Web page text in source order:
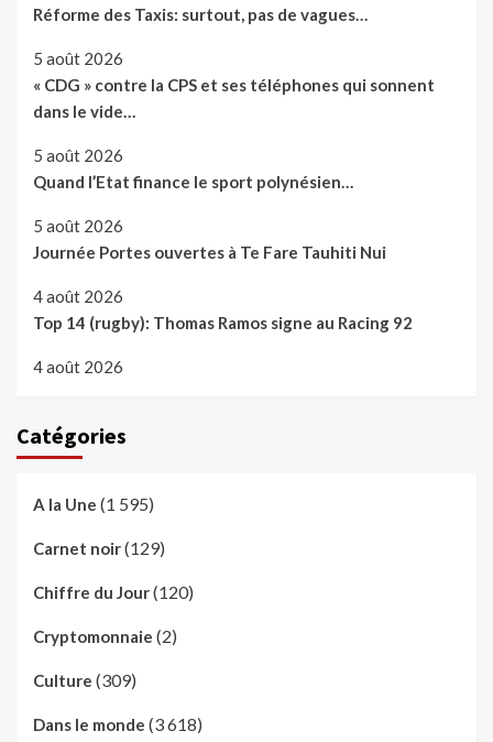
Réforme des Taxis: surtout, pas de vagues…
5 août 2026
« CDG » contre la CPS et ses téléphones qui sonnent
dans le vide…
5 août 2026
Quand l’Etat finance le sport polynésien…
5 août 2026
Journée Portes ouvertes à Te Fare Tauhiti Nui
4 août 2026
Top 14 (rugby): Thomas Ramos signe au Racing 92
4 août 2026
Catégories
A la Une (1 595)
Carnet noir(129)
Chiffre du Jour(120)
Cryptomonnaie (2)
Culture (309)
Dans le monde (3 618)